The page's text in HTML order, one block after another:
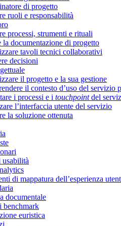
di progetto
ruoli e responsabilità
processi, strumenti e rituali
la documentazione di progetto
tavoli tecnici collaborativi
decisioni
il progetto e la sua gestione
il contesto d’uso del servizio
i processi e i touchpointdel
l’interfaccia utente del servizio
la soluzione ottenuta
usabilità
di mappatura dell’esperienza
documentale
benchmark
euristica